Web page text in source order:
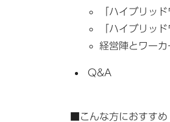
「ハイブリッ
「ハイブリッ
経営陣とワー
Q&A
■こんな方におすすめ​​